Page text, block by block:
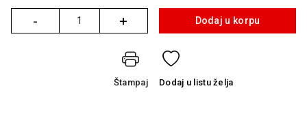
- + Dodaj u korpu
Štampaj Dodaj u listu želja